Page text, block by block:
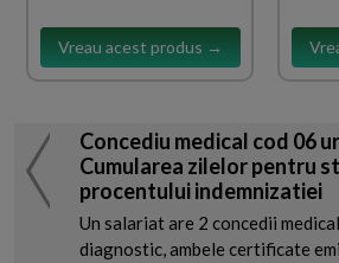
Vreau acest produs →
Concediu medical cod 06
Cumularea zilelor pentru
procentului indemnizatiei
Un salariat are 2 concedii
diagnostic, ambele certificate